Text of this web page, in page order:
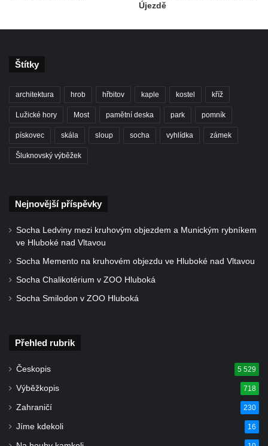
Hrob Christodoulona Panayiotise na
Benešově nad Ploučnicí
Pamětní desky obětem 1. světové války v
Pamětní deska Samuela Fullera na zámku
Kenotaf Ericha Ullmanna na hřbitově
Šumburk nad Desnou v Tanvaldu
Hrob Pavla Patušnika na hřbitově Šumburk
Pomník prvního a druhého odboje v
Starých Křečanech
Starých Křečanech
Újezdě
Štítky
architektura hrob hřbitov kaple kostel kříž
Lužické hory Most pamětní deska park pomník
pískovec skála sloup socha vyhlídka zámek
Šluknovský výběžek
Nejnovější příspěvky
Socha Ledviny mezi kruhovým objezdem a Munickým rybníkem
ve Hluboké nad Vltavou
Socha Memento na kruhovém objezdu ve Hluboké nad Vltavou
Socha Chalikotérium v ZOO Hluboká
Socha Smilodon v ZOO Hluboká
Přehled rubrik
Českopis 5 529
Výběžkopis 718
Zahraničí 230
Jíme kdekoli 16